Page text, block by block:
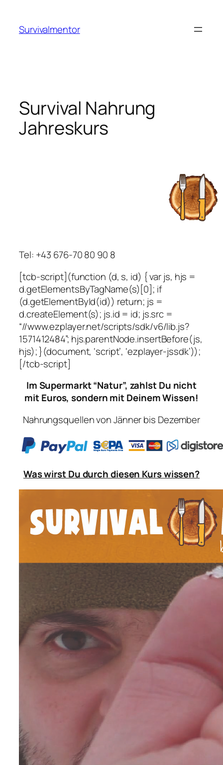
springen
Survivalmentor
Survival Nahrung
Jahreskurs
Tel: +43 676-70 80 90 8
[tcb-script](function (d, s, id) { var js, hjs =
d.getElementsByTagName(s)[0]; if
(d.getElementById(id)) return; js =
d.createElement(s); js.id = id; js.src =
“//www.ezplayer.net/scripts/sdk/v6/lib.js?
1571412484”; hjs.parentNode.insertBefore(js,
hjs); }(document, ‘script’, ‘ezplayer-jssdk’));
[/tcb-script]
Im Supermarkt “Natur”, zahlst Du nicht
mit Euros,sondern mit Deinem Wissen!
Nahrungsquellen von Jänner bis Dezember
Was wirst Du durch diesen Kurs wissen?